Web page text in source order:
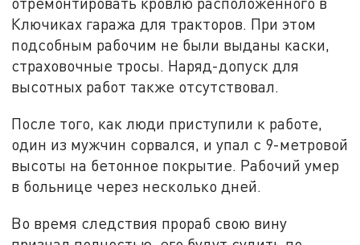
Ключиках гаража для тракторов. При этом
подсобным рабочим не были выданы каски,
страховочные тросы. Наряд-допуск для
высотных работ также отсутствовал.
После того, как люди приступили к работе,
один из мужчин сорвался, и упал с 9-метровой
высоты на бетонное покрытие. Рабочий умер
в больнице через несколько дней.
Во время следствия прораб свою вину